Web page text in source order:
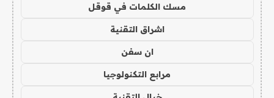
مسك الكلمات في قوقل
اشراق التقنية
ان سفن
مرابع التكنولوجيا